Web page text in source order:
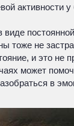
активности
не
и это не
может
в